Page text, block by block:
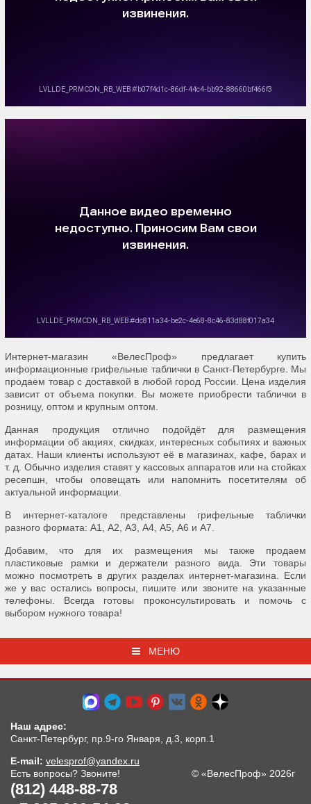
Интернет-магазин «ВелесПроф» предлагает купить
информационные грифельные таблички в Санкт-Петербурге. Мы
продаем товар с доставкой в любой город России. Цена изделия
зависит от объема покупки. Вы можете приобрести таблички в
розницу, оптом и крупным оптом.
Данная продукция отлично подойдёт для размещения
информации об акциях, скидках, интересных событиях и важных
датах. Наши клиенты используют её в магазинах, кафе, барах и
т. д. Обычно изделия ставят у кассовых аппаратов или на стойках
ресепшн, чтобы оповещать или напомнить посетителям об
актуальной информации.
В интернет-каталоге представлены грифельные таблички
разного формата: А1, А2, А3, А4, А5, А6 и А7.
Добавим, что для их размещения мы также продаем
пластиковые рамки и держатели разного вида. Эти товары
можно посмотреть в других разделах интернет-магазина. Если
же у вас остались вопросы, пишите или звоните на указанные
телефоны. Всегда готовы проконсультировать и помочь с
выбором нужного товара!
МЕНЮ
Наш адрес:
Санкт-Петербург, пр.9-го Января, д.3, корп.1
E-mail: velesprof@yandex.ru
Есть вопросы? Звоните!
(812) 448-88-78
© «ВелесПроф» 2026г